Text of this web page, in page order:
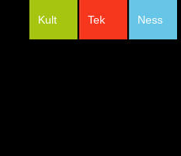
Ness
Tek
Kult